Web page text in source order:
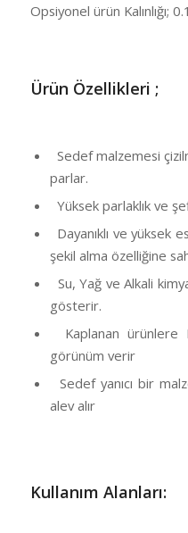
Opsiyonel ürün Kalınlığı;
Ürün Özellikleri ;
Sedef malzemesi
parlar.
Yüksek parlaklık ve
Dayanıklı ve yüksek
şekil alma özelliğine
Su, Yağ ve Alkali
gösterir.
Kaplanan
görünüm verir
Sedef yanıcı bir
alev alır
Kullanım Alanları: